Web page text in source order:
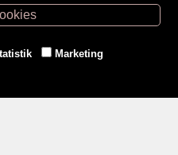
02952/30057
02984/3836
Marketing